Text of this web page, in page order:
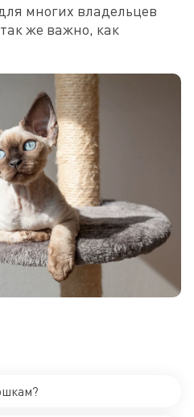
многих владельцев
же важно, как